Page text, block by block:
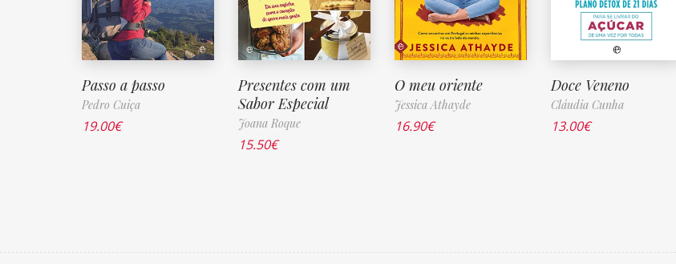
Passo a passo
Pedro Cuiça
19.00€
Presentes com um
Sabor Especial
Joana Roque
15.50€
O meu oriente
Jessica Athayde
16.90€
Doce Veneno
Cláudia Cunha
13.00€